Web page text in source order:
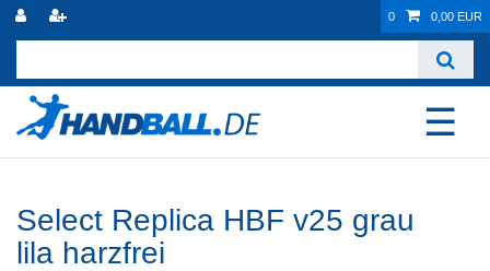
0 0,00 EUR
☰
Select Replica HBF v25 grau
lila harzfrei